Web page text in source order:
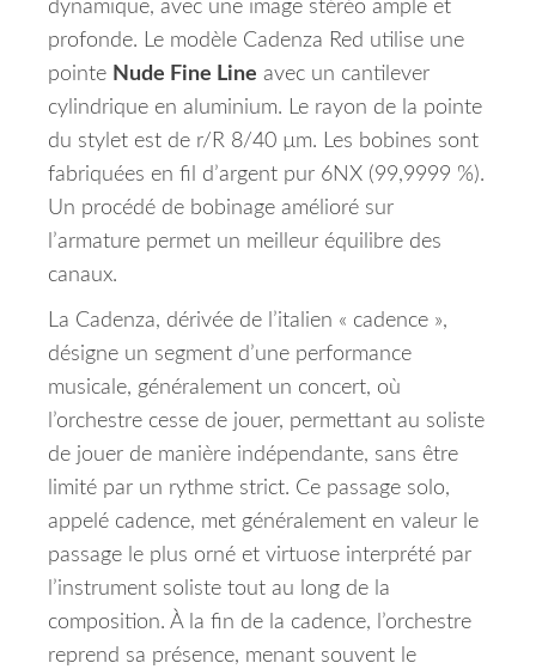
dynamique, avec une image stéréo ample et
profonde. Le modèle Cadenza Red utilise une
pointe Nude Fine Line avec un cantilever
cylindrique en aluminium. Le rayon de la pointe
du stylet est de r/R 8/40 µm. Les bobines sont
fabriquées en fil d’argent pur 6NX (99,9999 %).
Un procédé de bobinage amélioré sur
l’armature permet un meilleur équilibre des
canaux.
La Cadenza, dérivée de l’italien « cadence »,
désigne un segment d’une performance
musicale, généralement un concert, où
l’orchestre cesse de jouer, permettant au soliste
de jouer de manière indépendante, sans être
limité par un rythme strict. Ce passage solo,
appelé cadence, met généralement en valeur le
passage le plus orné et virtuose interprété par
l’instrument soliste tout au long de la
composition. À la fin de la cadence, l’orchestre
reprend sa présence, menant souvent le